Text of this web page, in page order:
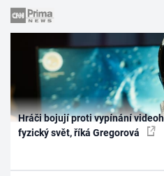
Hráči bojují proti vypínání
fyzický svět, říká Gregorová